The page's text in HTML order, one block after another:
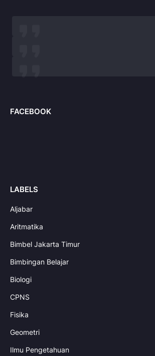
FACEBOOK
LABELS
Aljabar
Aritmatika
Bimbel Jakarta Timur
Bimbingan Belajar
Biologi
CPNS
Fisika
Geometri
Ilmu Pengetahuan